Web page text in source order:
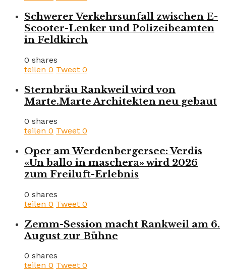
Schwerer Verkehrsunfall zwischen E-
Scooter-Lenker und Polizeibeamten
in Feldkirch
0 shares
teilen 0 Tweet 0
Sternbräu Rankweil wird von
Marte.Marte Architekten neu gebaut
0 shares
teilen 0 Tweet 0
Oper am Werdenbergersee: Verdis
«Un ballo in maschera» wird 2026
zum Freiluft-Erlebnis
0 shares
teilen 0 Tweet 0
Zemm-Session macht Rankweil am 6.
August zur Bühne
0 shares
teilen 0 Tweet 0